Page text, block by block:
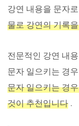
강연 내용을 문자
물로 강연의 기록
전문적인 강연 내
문자 일으키는 경
문자 일으키는 경
것이 추천입니다 .